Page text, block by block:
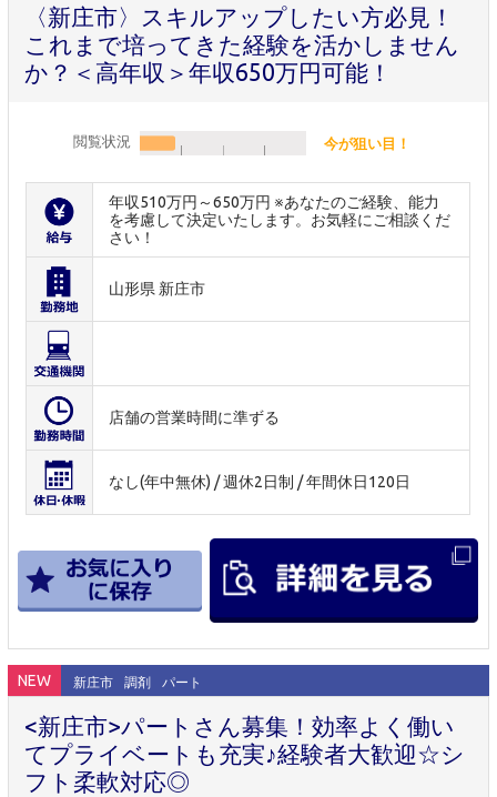
〈新庄市〉スキルアップしたい方必見！
これまで培ってきた経験を活かしません
か？＜高年収＞年収650万円可能！
閲覧状況 今が狙い目！
年収510万円～650万円 ※あなたのご経験、能力
を考慮して決定いたします。お気軽にご相談くだ
さい！
山形県 新庄市
店舗の営業時間に準ずる
なし(年中無休) / 週休2日制 / 年間休日120日
NEW 新庄市 調剤 パート
<新庄市>パートさん募集！効率よく働い
てプライベートも充実♪経験者大歓迎☆シ
フト柔軟対応◎